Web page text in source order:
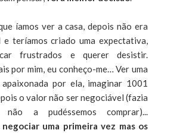
íamos ver a casa, depois não era
e teríamos criado uma expectativa,
frustrados e querer desistir.
por mim, eu conheço-me… Ver uma
por ela, imaginar 1001
o valor não ser negociável (fazia
a pudéssemos comprar)...
uma primeira vez mas os